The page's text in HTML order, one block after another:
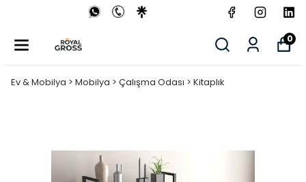
0
Ev & Mobilya > Mobilya > Çalışma Odası > Kitaplık